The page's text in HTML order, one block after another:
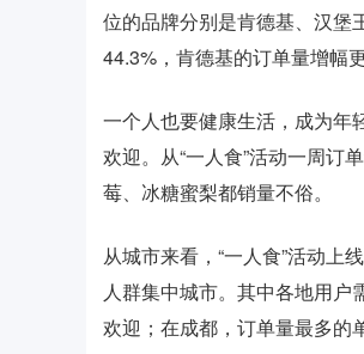
位的品牌分别是肯德基、汉堡
44.3%，肯德基的订单量增幅
一个人也要健康生活，成为年
欢迎。从“一人食”活动一周订
莓、冰糖蜜梨都销量不俗。
从城市来看，“一人食”活动上
人群集中城市。其中各地用户
欢迎；在成都，订单量最多的